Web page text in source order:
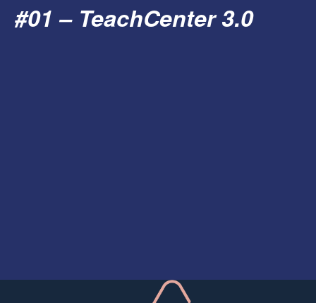
#01 – TeachCenter 3.0